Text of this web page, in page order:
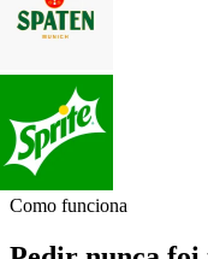
Como funciona